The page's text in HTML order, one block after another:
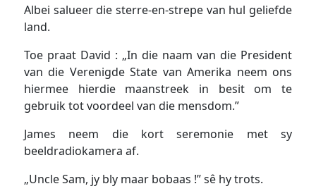
Albei salueer die sterre-en-strepe van hul geliefde
land.
Toe praat David : „In die naam van die President
van die Verenigde State van Amerika neem ons
hiermee hierdie maanstreek in besit om te
gebruik tot voordeel van die mensdom.”
James neem die kort seremonie met sy
beeldradiokamera af.
„Uncle Sam, jy bly maar bobaas !” sê hy trots.